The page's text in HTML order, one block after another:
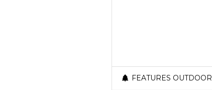
FEATURES OUTDOOR